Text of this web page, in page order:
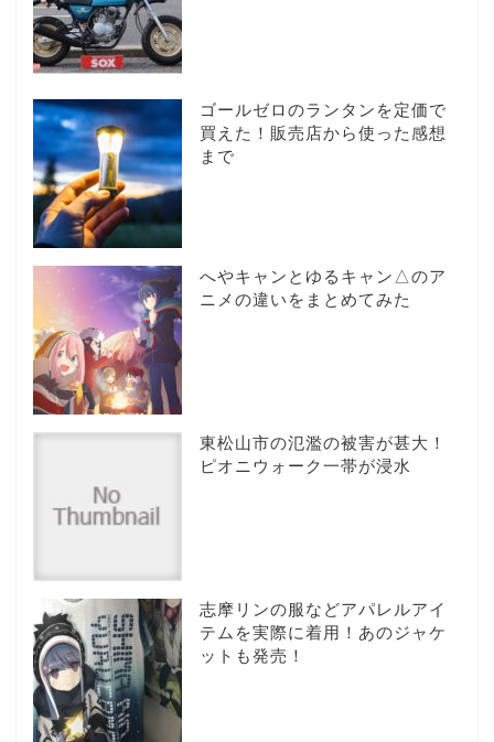
ゴールゼロのランタンを定価で
買えた！販売店から使った感想
まで
へやキャンとゆるキャン△のア
ニメの違いをまとめてみた
東松山市の氾濫の被害が甚大！
ピオニウォーク一帯が浸水
志摩リンの服などアパレルアイ
テムを実際に着用！あのジャケ
ットも発売！